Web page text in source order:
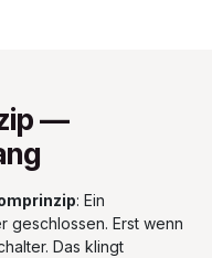
—
: Ein
geschlossen. Erst wenn
Das klingt